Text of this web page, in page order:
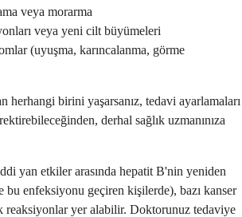
veya morarma
veya yeni cilt büyümeleri
(uyuşma, karıncalanma, görme
herhangi birini yaşarsanız, tedavi ayarlamaları
derhal sağlık uzmanınıza
yan etkiler arasında hepatit B'nin yeniden
bu enfeksiyonu geçiren kişilerde), bazı kanser
reaksiyonlar yer alabilir. Doktorunuz tedaviye